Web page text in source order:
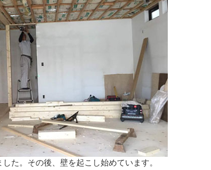
た。その後、壁を起こし始めています。